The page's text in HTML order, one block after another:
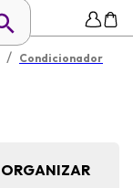
/ Condicionador
ORGANIZAR